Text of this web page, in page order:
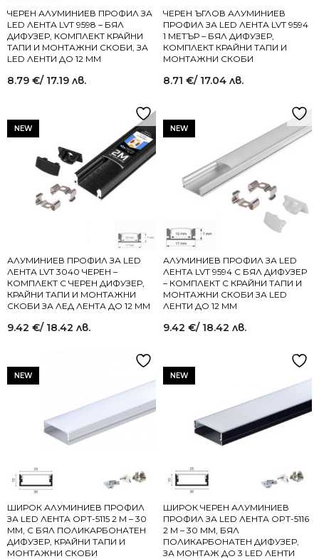
ЧЕРЕН АЛУМИНИЕВ ПРОФИЛ ЗА
LED ЛЕНТА LVT 9598 – БЯЛ
ДИФУЗЕР, КОМПЛЕКТ КРАЙНИ
ТАПИ И МОНТАЖНИ СКОБИ, ЗА
LED ЛЕНТИ ДО 12 ММ
8.79 €/ 17.19 лв.
ЧЕРЕН ЪГЛОВ АЛУМИНИЕВ
ПРОФИЛ ЗА LED ЛЕНТА LVT 9594
1 МЕТЪР – БЯЛ ДИФУЗЕР,
КОМПЛЕКТ КРАЙНИ ТАПИ И
МОНТАЖНИ СКОБИ
8.71 €/ 17.04 лв.
NEW
АЛУМИНИЕВ ПРОФИЛ ЗА LED
ЛЕНТА LVT 3040 ЧЕРЕН –
КОМПЛЕКТ С ЧЕРЕН ДИФУЗЕР,
КРАЙНИ ТАПИ И МОНТАЖНИ
СКОБИ ЗА ЛЕД ЛЕНТА ДО 12 ММ
9.42 €/ 18.42 лв.
NEW
АЛУМИНИЕВ ПРОФИЛ ЗА LED
ЛЕНТА LVT 9594 С БЯЛ ДИФУЗЕР
– КОМПЛЕКТ С КРАЙНИ ТАПИ И
МОНТАЖНИ СКОБИ ЗА LED
ЛЕНТИ ДО 12 ММ
9.42 €/ 18.42 лв.
NEW
ШИРОК АЛУМИНИЕВ ПРОФИЛ
ЗА LED ЛЕНТА OPT-5115 2 М – 30
ММ, С БЯЛ ПОЛИКАРБОНАТЕН
ДИФУЗЕР, КРАЙНИ ТАПИ И
МОНТАЖНИ СКОБИ
NEW
ШИРОК ЧЕРЕН АЛУМИНИЕВ
ПРОФИЛ ЗА LED ЛЕНТА OPT-5116
2 М – 30 ММ, БЯЛ
ПОЛИКАРБОНАТЕН ДИФУЗЕР,
ЗА МОНТАЖ ДО 3 LED ЛЕНТИ